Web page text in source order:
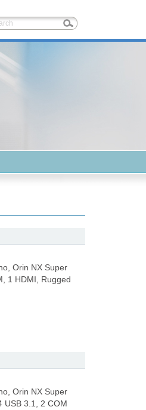
Orin NX Super
1 HDMI, Rugged
Orin NX Super
USB 3.1, 2 COM